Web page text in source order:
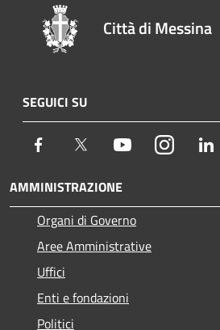
Città di Messina
SEGUICI SU
Facebook Twitter YoutubeInstagram
AMMINISTRAZIONE
Organi di Governo
Aree Amministrative
Uffici
Enti e fondazioni
Politici